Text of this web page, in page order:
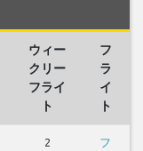
ウィー
クリー
フライ
ト
フ
ラ
イ
ト
2
フ